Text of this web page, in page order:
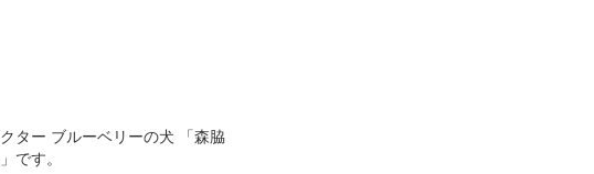
ター ブルーベリーの犬 「森脇
です。